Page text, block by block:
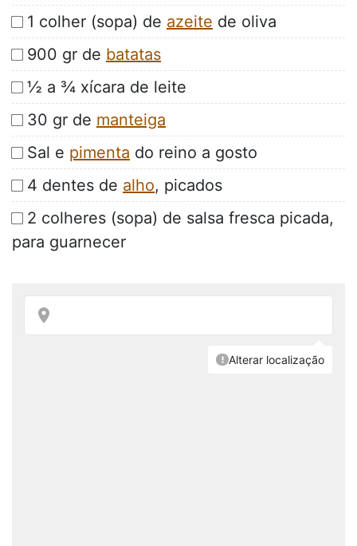
1 colher (sopa) de azeite de oliva
900 gr de batatas
½ a ¾ xícara de leite
30 gr de manteiga
Sal e pimenta do reino a gosto
4 dentes de alho, picados
2 colheres (sopa) de salsa fresca picada,
para guarnecer